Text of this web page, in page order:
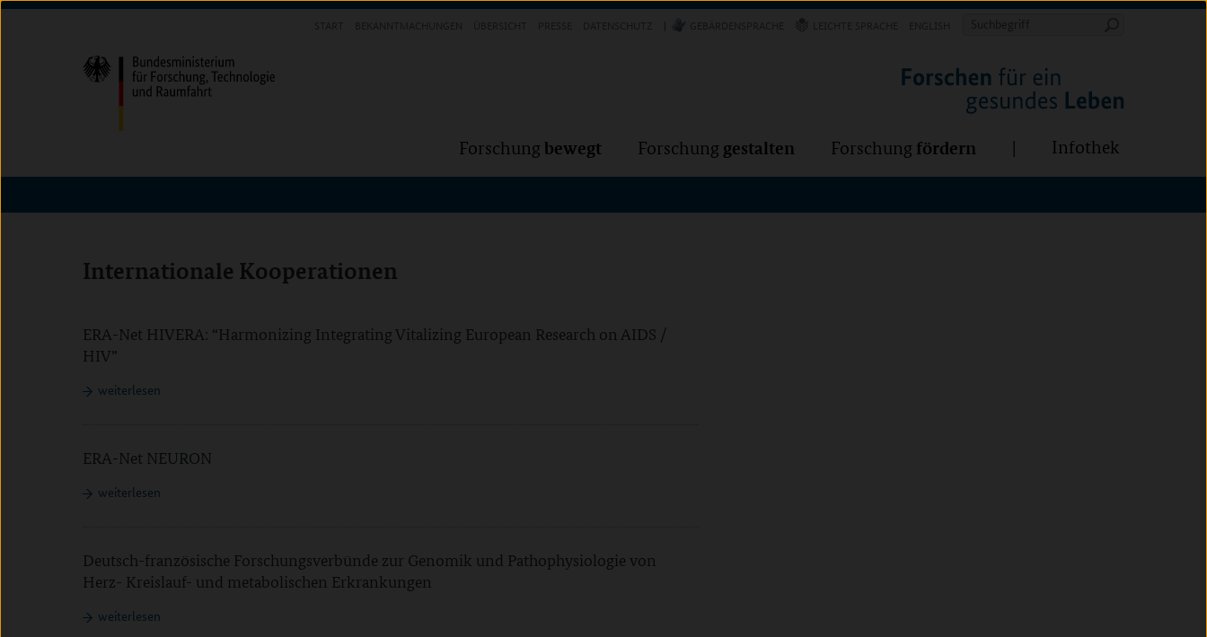
Direkt
(Eingabetaste)
Direkt
(Eingabetaste)
Direkt
(Eingabetaste)
Suchbegriff
Forschung bewegt Forschung gestalten Forschung fördern Infothek
Internationale Kooperationen
ERA-Net HIVERA: “Harmonizing Integrating Vitalizing European Research on AIDS /
HIV”
weiterlesen
ERA-Net NEURON
weiterlesen
Deutsch-französische Forschungsverbünde zur Genomik und Pathophysiologie von
Herz- Kreislauf- und metabolischen Erkrankungen
weiterlesen
Forschung Forschung Forschung fördern Infothek